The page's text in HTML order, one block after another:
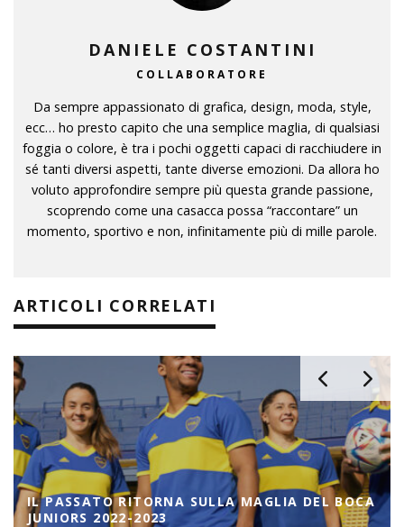
DANIELE COSTANTINI
COLLABORATORE
Da sempre appassionato di grafica, design, moda, style,
ecc… ho presto capito che una semplice maglia, di qualsiasi
foggia o colore, è tra i pochi oggetti capaci di racchiudere in
sé tanti diversi aspetti, tante diverse emozioni. Da allora ho
voluto approfondire sempre più questa grande passione,
scoprendo come una casacca possa “raccontare” un
momento, sportivo e non, infinitamente più di mille parole.
ARTICOLI CORRELATI
IL PASSATO RITORNA SULLA MAGLIA DEL BOCA
JUNIORS 2022-2023